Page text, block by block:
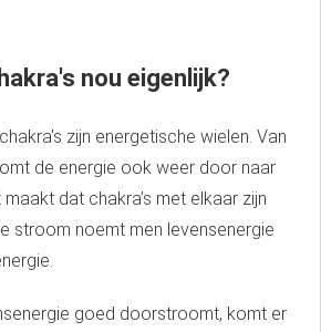
nou eigenlijk?
zijn energetische wielen. Van
de energie ook weer door naar
dat chakra’s met elkaar zijn
stroom noemt men levensenergie
goed doorstroomt, komt er